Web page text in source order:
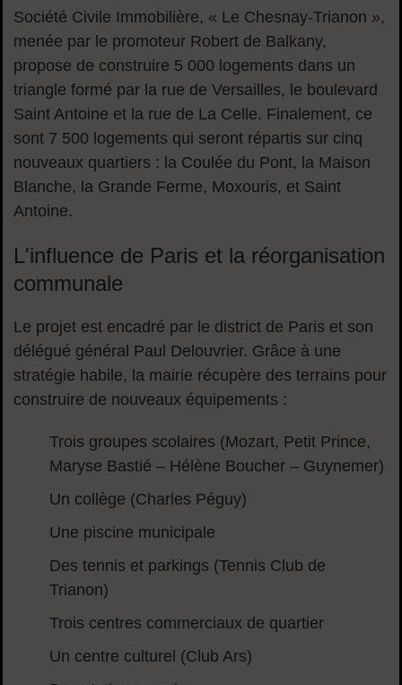
Société Civile Immobilière, « Le Chesnay-Trianon »,
menée par le promoteur Robert de Balkany,
propose de construire 5 000 logements dans un
triangle formé par la rue de Versailles, le boulevard
Saint Antoine et la rue de La Celle. Finalement, ce
sont 7 500 logements qui seront répartis sur cinq
nouveaux quartiers : la Coulée du Pont, la Maison
Blanche, la Grande Ferme, Moxouris, et Saint
Antoine.
L'influence de Paris et la réorganisation
communale
Le projet est encadré par le district de Paris et son
délégué général Paul Delouvrier. Grâce à une
stratégie habile, la mairie récupère des terrains pour
construire de nouveaux équipements :
Trois groupes scolaires (Mozart, Petit Prince,
Maryse Bastié – Hélène Boucher – Guynemer)
Un collège (Charles Péguy)
Une piscine municipale
Des tennis et parkings (Tennis Club de
Trianon)
Trois centres commerciaux de quartier
Un centre culturel (Club Ars)